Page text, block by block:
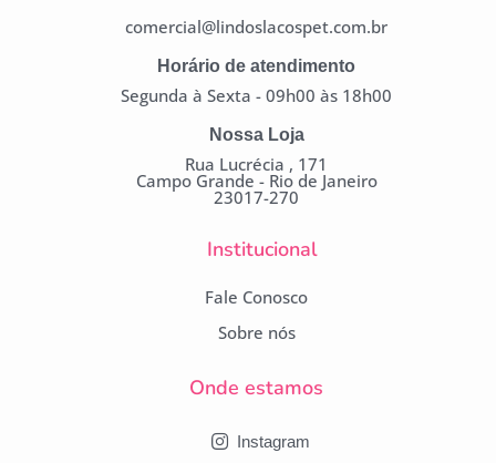
comercial@lindoslacospet.com.br
Horário de atendimento
Segunda à Sexta - 09h00 às 18h00
Nossa Loja
Rua Lucrécia , 171
Campo Grande - Rio de Janeiro
23017-270
Institucional
Fale Conosco
Sobre nós
Onde estamos
Instagram